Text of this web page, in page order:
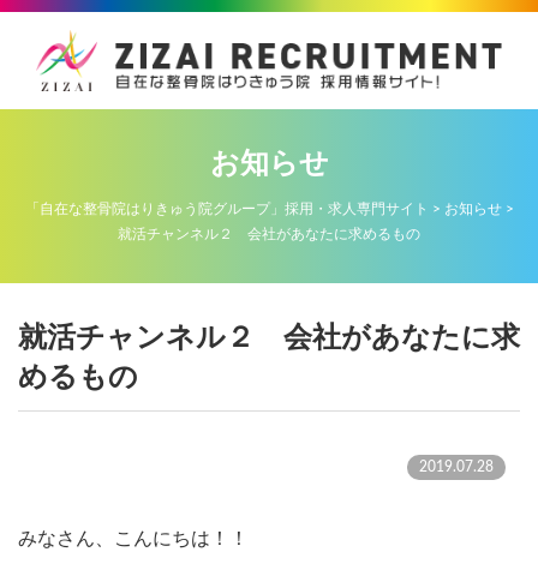
お知らせ
「自在な整骨院はりきゅう院グループ」採用・求人専門サイト > お知らせ>
就活チャンネル２ 会社があなたに求めるもの
就活チャンネル２ 会社があなたに求
めるもの
2019.07.28
みなさん、こんにちは！！